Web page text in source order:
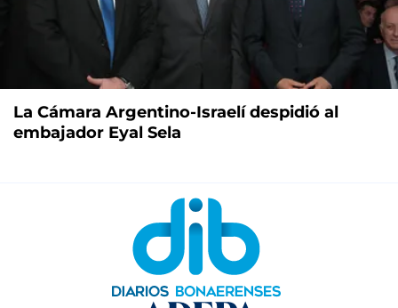
La Cámara Argentino-Israelí despidió al
embajador Eyal Sela